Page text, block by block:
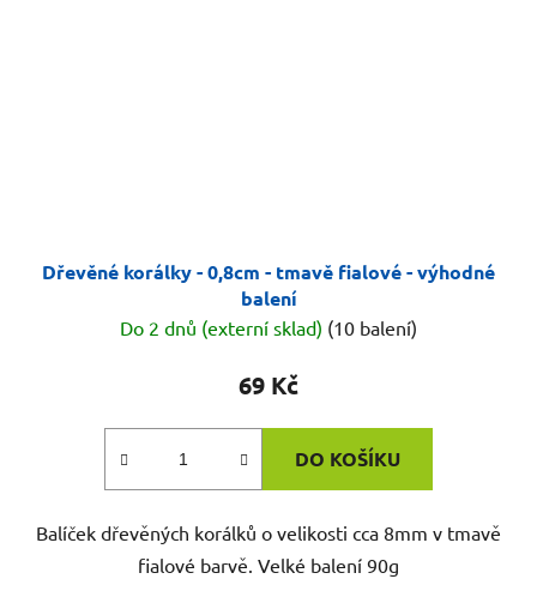
Dřevěné korálky - 0,8cm - tmavě fialové - výhodné
balení
Do 2 dnů (externí sklad) (10 balení)
69 Kč
DO KOŠÍKU
Balíček dřevěných korálků o velikosti cca 8mm v tmavě
fialové barvě. Velké balení 90g